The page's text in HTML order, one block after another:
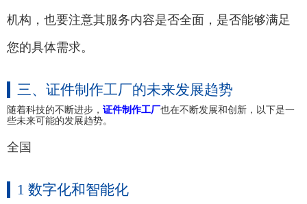
机构，也要注意其服务内容是否全面，是否能够满足
您的具体需求。
三、证件制作工厂的未来发展趋势
随着科技的不断进步， 证件制作工厂也在不断发展和创新，以下是一
些未来可能的发展趋势。
全国
1 数字化和智能化